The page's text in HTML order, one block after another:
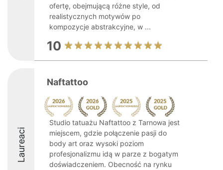
ofertę, obejmującą różne style, od
realistycznych motywów po
kompozycje abstrakcyjne, w ...
10
Laureaci
Naftattoo
Studio tatuażu Naftattoo z Tarnowa jest
miejscem, gdzie połączenie pasji do
body art oraz wysoki poziom
profesjonalizmu idą w parze z bogatym
doświadczeniem. Obecność na rynku